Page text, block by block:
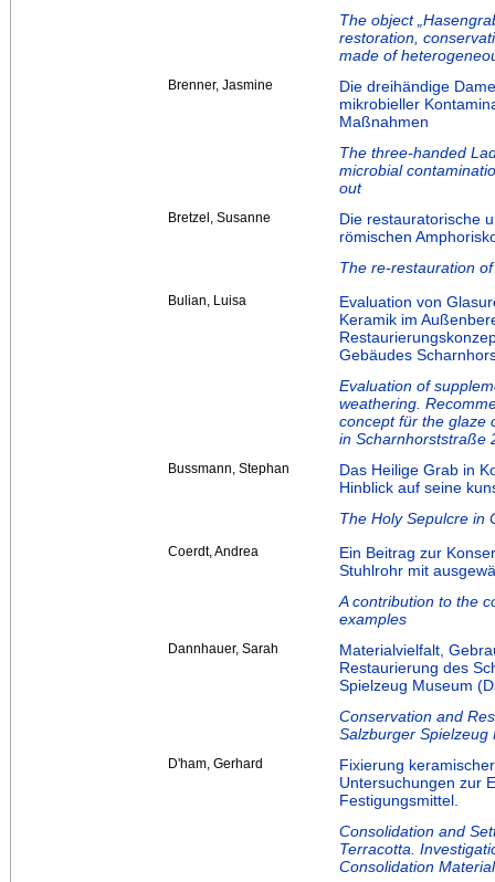
The object
restoration,
made of
Brenner, Jasmine
Die dreihändige
mikrobieller
Maßnahmen
The three-handed
microbial
out
Bretzel, Susanne
Die restauratorische
römischen
The re-restauration
Bulian, Luisa
Evaluation von
Keramik im
Gebäudes
Evaluation of
weathering.
concept für the glaze
in Scharnhorststraße
Bussmann, Stephan
Das Heilige Grab in
Hinblick auf seine
The Holy Sepulcre in
Coerdt, Andrea
Ein Beitrag zur
Stuhlrohr mit
A contribution to the
examples
Dannhauer, Sarah
Materialvielfalt,
Restaurierung des
Spielzeug Museum
Conservation and
Salzburger
D'ham, Gerhard
Fixierung
Untersuchungen zur
Festigungsmittel.
Consolidation and
Terracotta.
Consolidation